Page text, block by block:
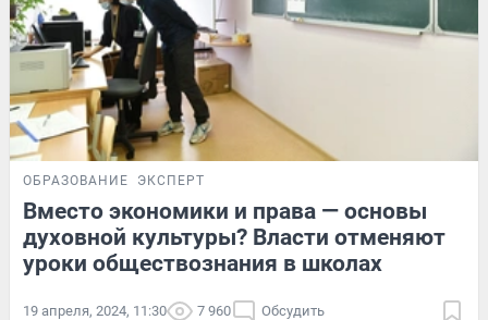
ОБРАЗОВАНИЕ ЭКСПЕРТ
Вместо экономики и права — основы
духовной культуры? Власти отменяют
уроки обществознания в школах
19 апреля, 2024, 11:30 7 960 Обсудить